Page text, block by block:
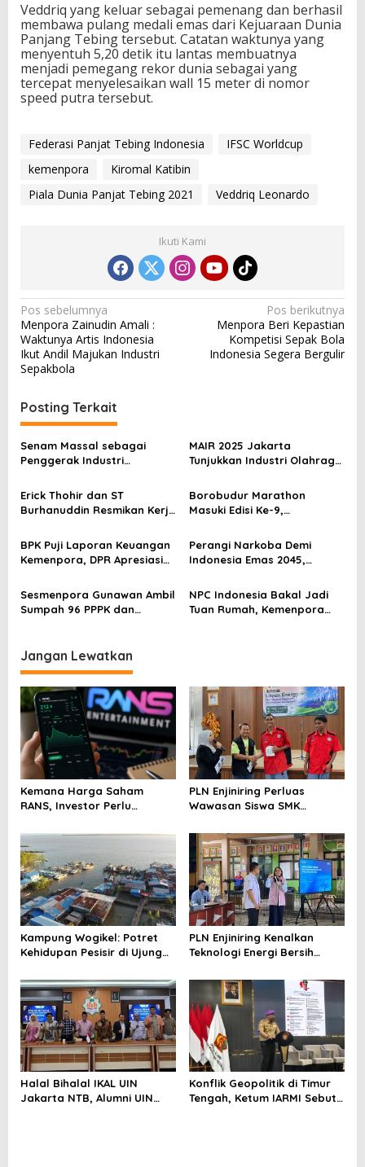
Veddriq yang keluar sebagai pemenang dan berhasil
membawa pulang medali emas dari Kejuaraan Dunia
Panjang Tebing tersebut. Catatan waktunya yang
menyentuh 5,20 detik itu lantas membuatnya
menjadi pemegang rekor dunia sebagai yang
tercepat menyelesaikan wall 15 meter di nomor
speed putra tersebut.
Federasi Panjat Tebing Indonesia
IFSC Worldcup
kemenpora
Kiromal Katibin
Piala Dunia Panjat Tebing 2021
Veddriq Leonardo
Ikuti Kami
N
a
v
i
g
a
s
i
p
o
s
Pos sebelumnya
Menpora Zainudin Amali :
Waktunya Artis Indonesia
Ikut Andil Majukan Industri
Sepakbola
Pos berikutnya
Menpora Beri Kepastian
Kompetisi Sepak Bola
Indonesia Segera Bergulir
Posting Terkait
Senam Massal sebagai
Penggerak Industri
2025 untuk Ekonomi
Nasional
MAIR 2025 Jakarta
Tunjukkan Industri Olahraga
Erick Thohir dan ST
Burhanuddin Resmikan Kerja
Program Pemuda dan
Olahraga
Borobudur Marathon
Masuki Edisi Ke-9,
Kolaborasi
BPK Puji Laporan Keuangan
Kemenpora, DPR Apresiasi
Perangi Narkoba Demi
Indonesia Emas 2045,
Sesmenpora Gunawan Ambil
Sumpah 96 PPPK dan
NPC Indonesia Bakal Jadi
Tuan Rumah, Kemenpora
Jangan Lewatkan
Kemana Harga Saham
RANS, Investor Perlu
Menghindari Spekulasi
Berlebihan
PLN Enjiniring Perluas
Wawasan Siswa SMK
Perubahan Iklim
Kampung Wogikel: Potret
Kehidupan Pesisir di Ujung
Bertahan di Tengah
Keterbatasan
PLN Enjiniring Kenalkan
Teknologi Energi Bersih
Halal Bihalal IKAL UIN
Jakarta NTB, Alumni UIN
Konflik Geopolitik di Timur
Tengah, Ketum IARMI Sebut